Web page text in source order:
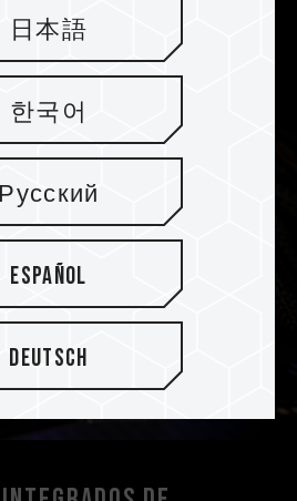
para garantizar que la
no se vea
el rendimiento.
日本語
한국어
Русский
Español
Deutsch